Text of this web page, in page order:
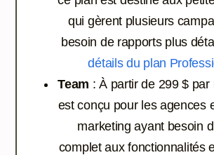
qui gèrent plusieurs
besoin de rapports plus
détails du plan
Team : À partir de 299 $ par
est conçu pour les agences
marketing ayant besoin
complet aux fonctionnalités